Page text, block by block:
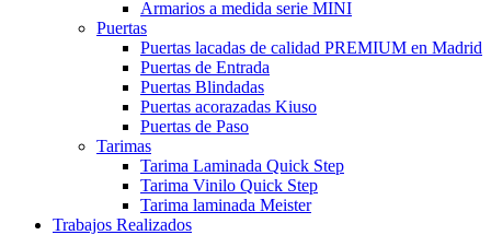
Armarios a medida serie MINI
Puertas
Puertas lacadas de calidad PREMIUM en Madrid
Puertas de Entrada
Puertas Blindadas
Puertas acorazadas Kiuso
Puertas de Paso
Tarimas
Tarima Laminada Quick Step
Tarima Vinilo Quick Step
Tarima laminada Meister
Trabajos Realizados